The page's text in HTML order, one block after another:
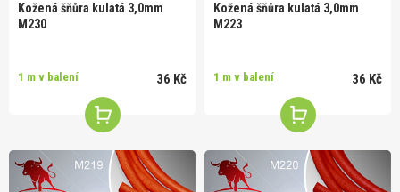
Kožená šňůra kulatá 3,0mm
M230
1 m v balení 36 Kč
Kožená šňůra kulatá 3,0mm
M223
1 m v balení 36 Kč